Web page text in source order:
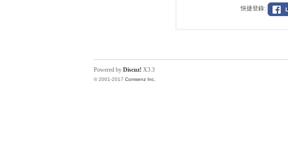
快捷登錄:
Powered by Discuz! X3.3
© 2001-2017 Comsenz Inc.